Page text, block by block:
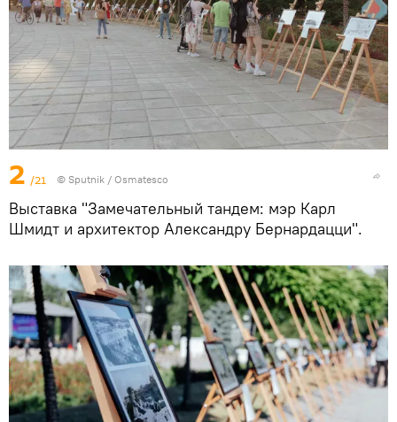
2 /21 © Sputnik / Osmatesco
Выставка "Замечательный тандем: мэр Карл
Шмидт и архитектор Александру Бернардацци".